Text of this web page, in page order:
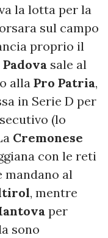
la lotta per la
sul campo
proprio il
Padova sale al
alla Pro Patria,
in Serie D per
(lo
Cremonese
con le reti
mandano al
, mentre
per
sono